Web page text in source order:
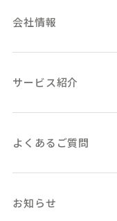
会社情報
サービス紹介
よくあるご質問
お知らせ